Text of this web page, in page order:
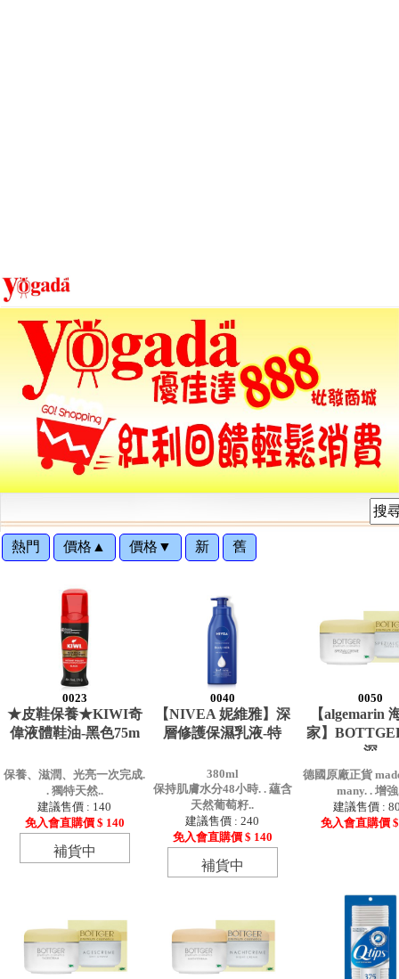
熱門 價格▲ 價格▼ 新 舊
0023
★皮鞋保養★KIWI奇
偉液體鞋油-黑色75m
保養、滋潤、光亮一次完成.
. 獨特天然..
建議售價 : 140
免入會直購價 $ 140
補貨中
0040
【NIVEA 妮維雅】深
層修護保濕乳液-特
380ml
保持肌膚水分48小時. . 蘊含
天然葡萄籽..
建議售價 : 240
免入會直購價 $ 140
補貨中
0050
【algemarin
家】
深
德國原廠正貨
many. . 增
建議售價 :
免入會直購價